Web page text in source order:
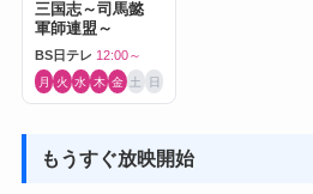
三国志～司馬懿
軍師連盟～
BS日テレ 12:00～
月 火 水 木 金 土 日
もうすぐ放映開始